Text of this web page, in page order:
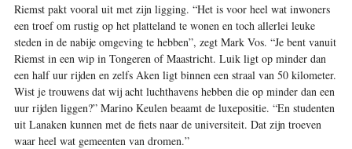
Riemst pakt vooral uit met zijn ligging. “Het is voor heel wat inwoners
een troef om rustig op het platteland te wonen en toch allerlei leuke
steden in de nabije omgeving te hebben”, zegt Mark Vos. “Je bent vanuit
Riemst in een wip in Tongeren of Maastricht. Luik ligt op minder dan
een half uur ­rijden en zelfs Aken ligt ­binnen een straal van 50 kilometer.
Wist je trouwens dat wij acht luchthavens hebben die op minder dan een
uur rijden liggen?” Marino Keulen beaamt de luxepositie. “En studenten
uit Lanaken kunnen met de fiets naar de ­universiteit. Dat zijn troeven
waar heel wat gemeenten van dromen.”